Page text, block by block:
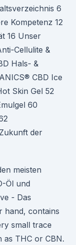
6
Kompetenz 12
16 Unser
Cellulite &
Hals- &
CBD Ice
Skin Gel 52
60
der
meisten
Öl und
- Das
hand, contains
small trace
as THC or CBN.